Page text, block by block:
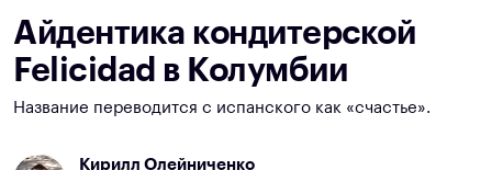
Айдентика кондитерской
Felicidad в Колумбии
Название переводится с испанского как «счастье».
Кирилл Олейниченко